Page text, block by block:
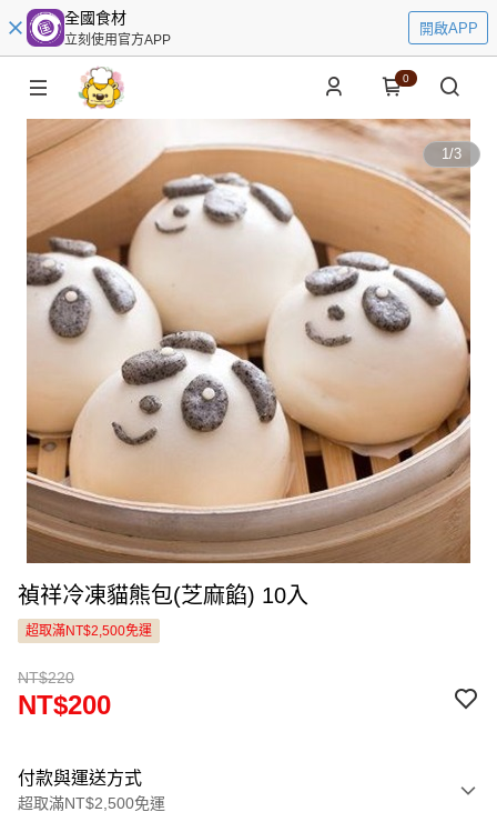
全國食材
立刻使用官方APP
開啟APP
0
1/3
禎祥冷凍貓熊包(芝麻餡) 10入
超取滿NT$2,500免運
NT$220
NT$200
付款與運送方式
超取滿NT$2,500免運